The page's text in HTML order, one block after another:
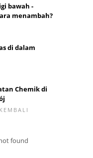
bawah -
menambah?
di dalam
Chemik di
found